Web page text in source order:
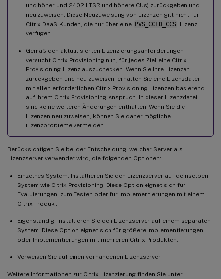
und höher und 2402 LTSR und höhere CUs) zurückgeben und
neu zuweisen. Diese Neuzuweisung von Lizenzen gilt nicht für
Citrix DaaS-Kunden, die nur über eine PVS_CCLD_CCS -Lizenz
verfügen.
Gemäß den aktualisierten Lizenzierungsanforderungen
versucht Citrix Provisioning nun, für jedes Ziel eine Citrix
Provisioning-Lizenz auszuchecken. Wenn Sie Ihre Lizenzen
zurückgeben und neu zuweisen, erhalten Sie eine Lizenzdatei
mit allen erforderlichen Citrix Provisioning-Lizenzen basierend
auf Ihrem Citrix Provisioning-Anspruch. In dieser Lizenzdatei
sind keine weiteren Änderungen enthalten. Wenn Sie die
Lizenzen neu zuweisen, können Sie daher mögliche
Lizenzprobleme vermeiden.
Berücksichtigen Sie bei der Entscheidung, welcher Server als
Lizenzserver verwendet wird, die folgenden Optionen:
Einzelnes System: Installieren Sie den Lizenzserver auf demselben
System wie Citrix Provisioning. Diese Option eignet sich für
Evaluierungen, zum Testen oder für Implementierungen mit einem
Citrix Produkt.
Eigenständig: Installieren Sie den Lizenzserver auf einem separaten
System. Diese Option eignet sich für größere Implementierungen
oder Implementierungen mit mehreren Citrix Produkten.
Verweisen Sie auf einen vorhandenen Lizenzserver.
Weitere Informationen zur Citrix Lizenzierung finden Sie unter